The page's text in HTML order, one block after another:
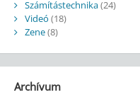
Számítástechnika(24)
Videó (18)
Zene(8)
Archívum